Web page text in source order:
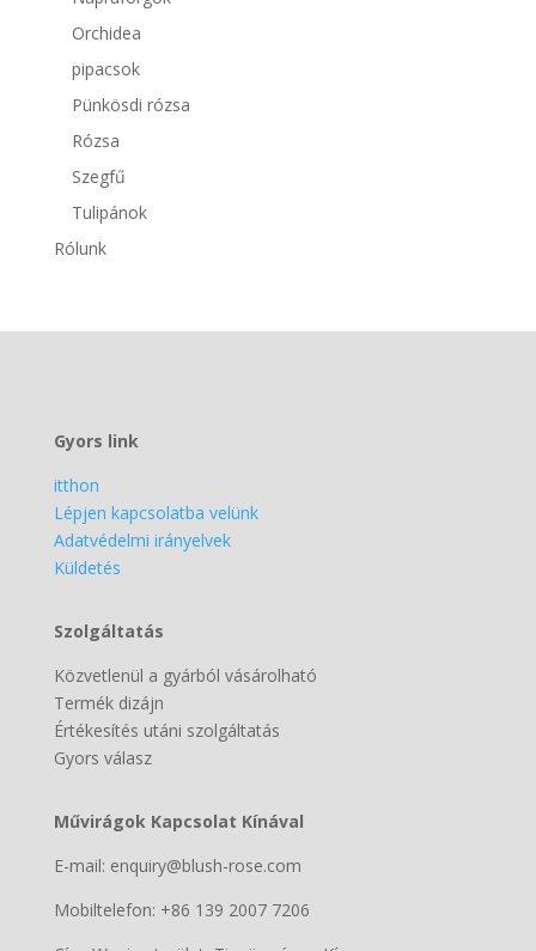
Orchidea
pipacsok
Pünkösdi rózsa
Rózsa
Szegfű
Tulipánok
Rólunk
Gyors link
itthon
Lépjen kapcsolatba velünk
Adatvédelmi irányelvek
Küldetés
Szolgáltatás
Közvetlenül a gyárból vásárolható
Termék dizájn
Értékesítés utáni szolgáltatás
Gyors válasz
Művirágok Kapcsolat Kínával
E-mail: enquiry@blush-rose.com
Mobiltelefon: +86 139 2007 7206